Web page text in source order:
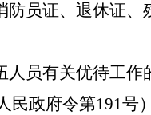
员证、退休证
员有关优待工
政府令第191号）